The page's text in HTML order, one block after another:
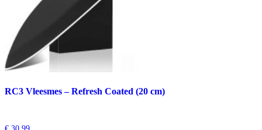
RC3 Vleesmes – Refresh Coated (20 cm)